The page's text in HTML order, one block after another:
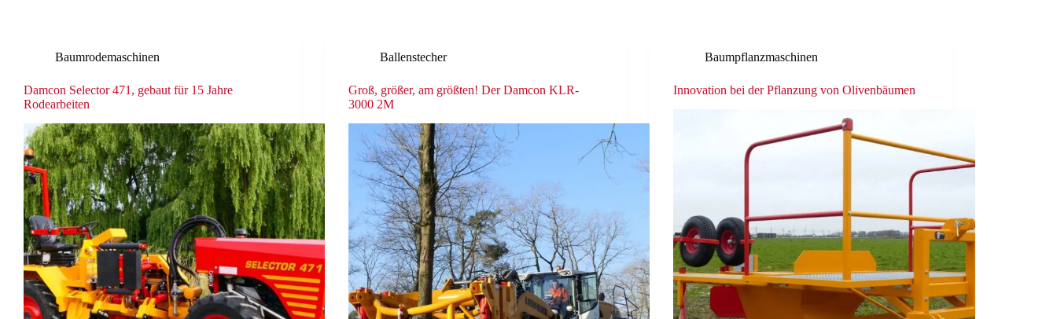
Baumrodemaschinen
Damcon Selector 471, gebaut für 15 Jahre
Rodearbeiten
Ballenstecher
Groß, größer, am größten! Der Damcon KLR-
3000 2M
Baumpflanzmaschinen
Innovation bei der Pflanzung von Olivenbäumen